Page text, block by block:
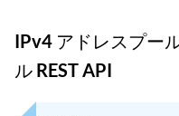
IPv4 アドレスプー
ル REST API